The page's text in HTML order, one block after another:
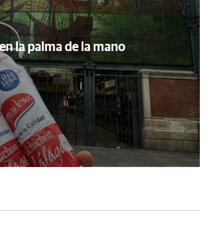
la palma de la mano